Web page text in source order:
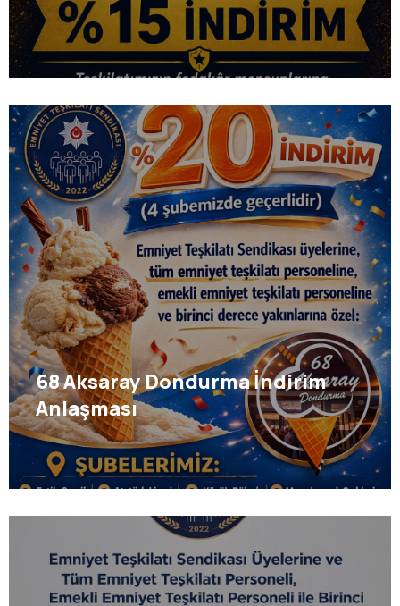
68 Aksaray Dondurma İndirim
Anlaşması